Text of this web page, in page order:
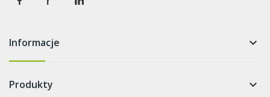
Informacje keyboard_arrow_down
Produkty keyboard_arrow_down